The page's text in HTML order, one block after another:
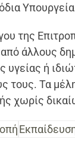
της
άλλους
υγείας ή
τους. Τα
χωρίς